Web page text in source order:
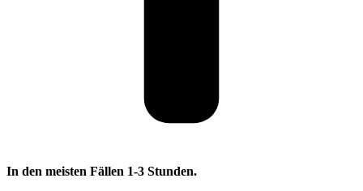
In den meisten Fällen 1-3 Stunden.